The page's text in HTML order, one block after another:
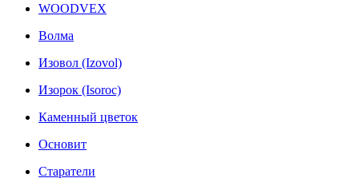
WOODVEX
Волма
Изовол (Izovol)
Изорок (Isoroc)
Каменный цветок
Основит
Старатели